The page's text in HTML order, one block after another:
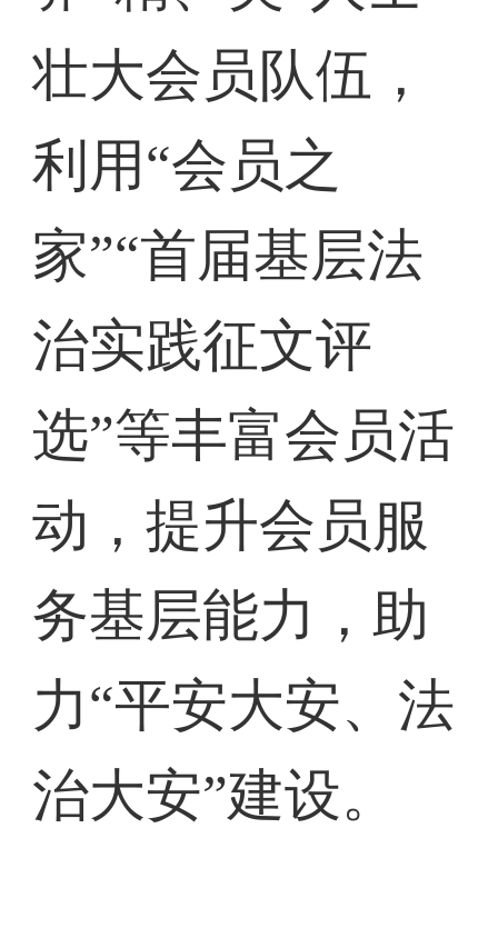
壮大会员队伍，
利用“会员之
家”“首届基层法
治实践征文评
选”等丰富会员活
动，提升会员服
务基层能力，助
力“平安大安、法
治大安”建设。